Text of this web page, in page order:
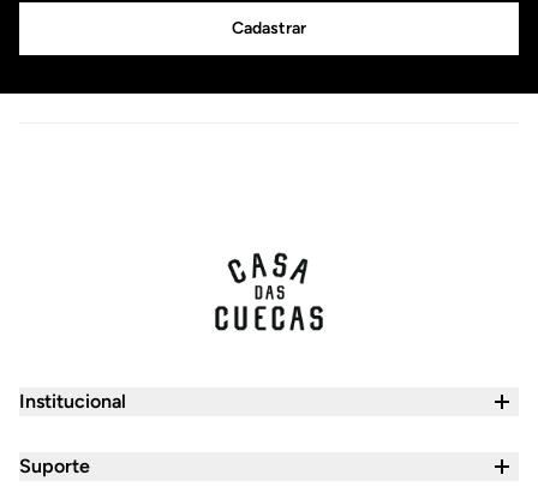
Cadastrar
Institucional
Suporte